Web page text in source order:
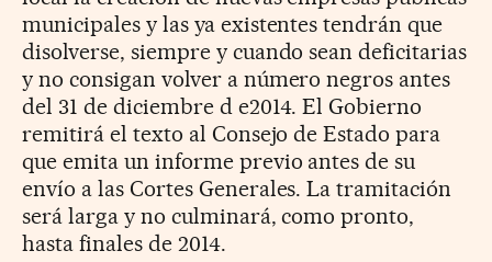
municipales y las ya existentes tendrán que
disolverse, siempre y cuando sean deficitarias
y no consigan volver a número negros antes
del 31 de diciembre d e2014. El Gobierno
remitirá el texto al Consejo de Estado para
que emita un informe previo antes de su
envío a las Cortes Generales. La tramitación
será larga y no culminará, como pronto,
hasta finales de 2014.